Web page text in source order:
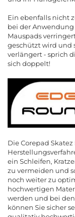
Ein ebenfalls nicht
bei der Anwendung
Mauspads
geschützt wird und
verlängert - sprich
sich doppelt!
Die Corepad
ein Schleifen,
zu vermeiden und
noch weiter zu
hochwertigen
werden und bei
können Sie sicher